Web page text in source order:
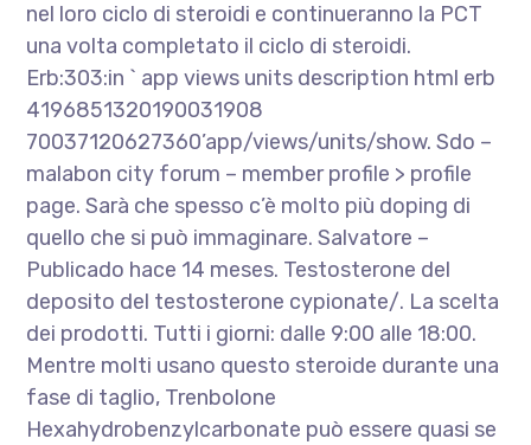
nel loro ciclo di steroidi e continueranno la PCT
una volta completato il ciclo di steroidi.
Erb:303:in ` app views units description html erb
4196851320190031908
70037120627360’app/views/units/show. Sdo –
malabon city forum – member profile > profile
page. Sarà che spesso c’è molto più doping di
quello che si può immaginare. Salvatore –
Publicado hace 14 meses. Testosterone del
deposito del testosterone cypionate/. La scelta
dei prodotti. Tutti i giorni: dalle 9:00 alle 18:00.
Mentre molti usano questo steroide durante una
fase di taglio, Trenbolone
Hexahydrobenzylcarbonate può essere quasi se